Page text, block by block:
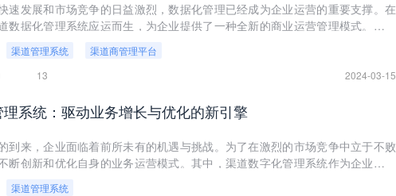
速发展和市场竞争的日益激烈，数据化管理已经成为企业运营的重要支撑。在
数据化管理系统应运而生，为企业提供了一种全新的商业运营管理模式。本文
擎，推动企业持续、健康的发展。
渠道管理系统
渠道商管理平台
13 2024-03-15
系统：驱动业务增长与优化的新引擎
到来，企业面临着前所未有的机遇与挑战。为了在激烈的市场竞争中立于不败
断创新和优化自身的业务运营模式。其中，渠道数字化管理系统作为企业数字
渠道管理系统